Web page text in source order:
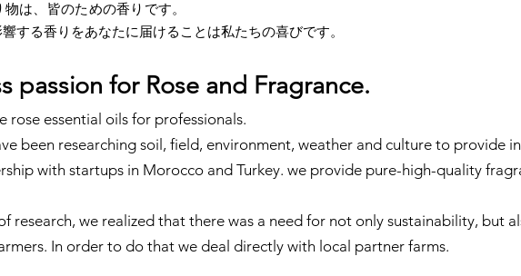
は、皆のための香りです。
する香りをあなたに届けることは私たちの喜びです。
passion for Rose and Fragrance.
rose essential oils for professionals.
been researching soil, field, environment, weather and culture to provide
with startups in Morocco and Turkey. we provide pure-high-quality
research, we realized that there was a need for not only sustainability, but
In order to do that we deal directly with local partner farms.